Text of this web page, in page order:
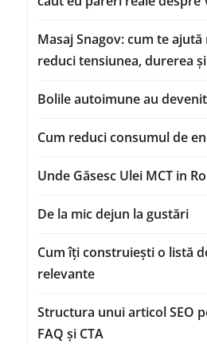
Masaj Snagov: cum te
reduci tensiunea, durerea
Bolile autoimune au
Cum reduci consumul de
Unde Găsesc Ulei MCT in
De la mic dejun la gustări
Cum îți construiești o listă
relevante
Structura unui articol SEO
FAQ și CTA